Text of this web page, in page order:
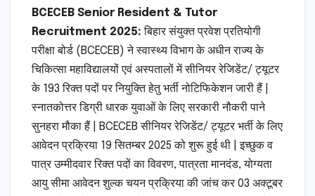
BCECEB Senior Resident & Tutor
Recruitment 2025: बिहार संयुक्त प्रवेश प्रतियोगी
परीक्षा बोर्ड (BCECEB) ने स्वास्थ्य विभाग के अधीन राज्य के
चिकित्सा महाविद्यालयों एवं अस्पतालों में सीनियर रेजिडेंट/ ट्यूटर
के 193 रिक्त पदों पर नियुक्ति हेतु भर्ती नोटिफिकेशन जारी हैं |
स्नातकोत्तर डिग्री धारक युवाओं के लिए सरकारी नौकरी पाने
सुनहरा मौका हैं | BCECEB सीनियर रेजिडेंट/ ट्यूटर भर्ती के लिए
आवेदन प्रक्रिया 19 सितम्बर 2025 को शुरू हुई थी | इच्छुक व
पात्र उम्मीदवार रिक्त पदों का विवरण, पात्रता मानदंड, योग्यता
आयु सीमा आवेदन शुल्क चयन प्रक्रिया की जांच कर 03 अक्टूबर